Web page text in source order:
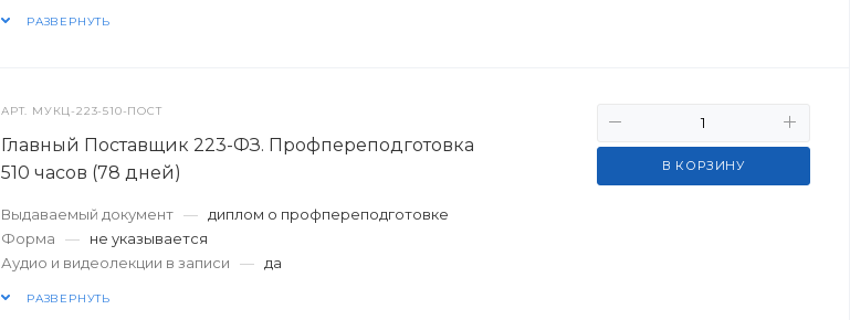
РАЗВЕРНУТЬ
АРТ. МУКЦ-223-510-ПОСТ
Главный Поставщик 223-ФЗ. Профпереподготовка
510 часов (78 дней)
Выдаваемый документ —
диплом о профпереподготовке
Форма
—
не указывается
Аудио и видеолекции в записи
— да
РАЗВЕРНУТЬ
В КОРЗИНУ